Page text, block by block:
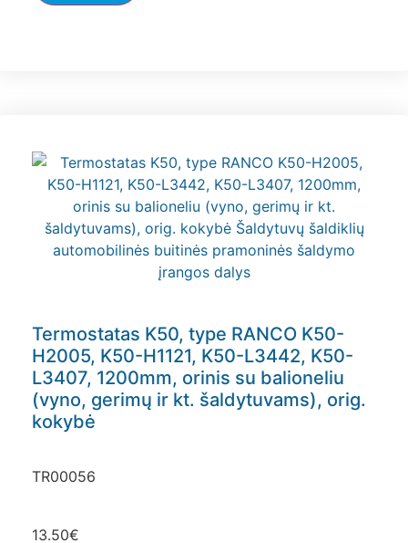
Termostatas K50, type RANCO K50-
H2005, K50-H1121, K50-L3442, K50-
L3407, 1200mm, orinis su balioneliu
(vyno, gerimų ir kt. šaldytuvams), orig.
kokybė
TR00056
13.50€